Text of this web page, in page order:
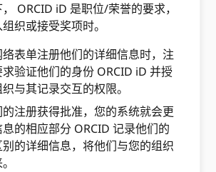
ORCID iD 是职位/荣誉的要求，
织或接受奖项时。
络表单注册他们的详细信息时，注
验证他们的身份 ORCID iD 并授
与其记录交互的权限。
注册获得批准，您的系统就会更
的相应部分 ORCID 记录他们的
的详细信息，将他们与您的组织